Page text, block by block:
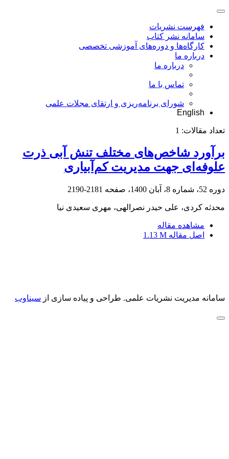
فهرست نشریات
سامانه نشر کتاب
کارگاه‌ها و دوره‌های آموزشی تخصصی
درباره ما
درباره ما
تماس با ما
شورای برنامه‌ریزی و ارتقای مجلات علمی
English
تعداد مقالات: 1
برآورد شاخص‌های مختلف تنش آبی ذرت
علوفه‌ای جهت مدیریت کم‌آبیاری
دوره 52، شماره 8، آبان 1400، صفحه 2181-2190
محدثه کردی، علی حیدر نصرالهی، مهری سعیدی نیا
مشاهده مقاله
اصل مقاله 1.13 M
سامانه مدیریت نشریات علمی. طراحی و پیاده سازی از سیناوب